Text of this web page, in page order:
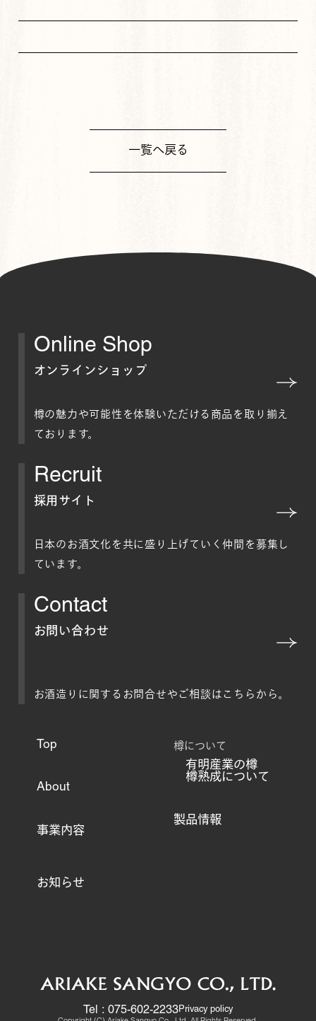
一覧へ戻る
Online Shop
オンラインショップ
樽の魅力や可能性を体験いただける商品を取り揃え
ております。
Recruit
採用サイト
日本のお酒文化を共に盛り上げていく仲間を募集し
ています。
Contact
お問い合わせ
お酒造りに関するお問合せやご相談はこちらから。
Top
About
事業内容
樽について
有明産業の樽
樽熟成について
製品情報
お知らせ
Tel : 075-602-2233Privacy policy